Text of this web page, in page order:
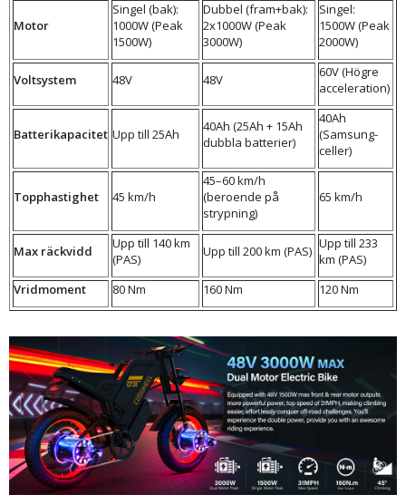
Motor
Singel (bak):
1000W (Peak
1500W)
Dubbel (fram+bak):
2x1000W (Peak
3000W)
Singel:
1500W (Peak
2000W)
Voltsystem 48V 48V
60V (Högre
acceleration)
Batterikapacitet Upp till 25Ah
40Ah (25Ah + 15Ah
dubbla batterier)
40Ah
(Samsung-
celler)
Topphastighet 45 km/h
45–60 km/h
(beroende på
strypning)
65 km/h
Max räckvidd
Upp till 140 km
(PAS)
Upp till 200 km (PAS) Upp till 233
km (PAS)
Vridmoment
80 Nm 160 Nm 120 Nm